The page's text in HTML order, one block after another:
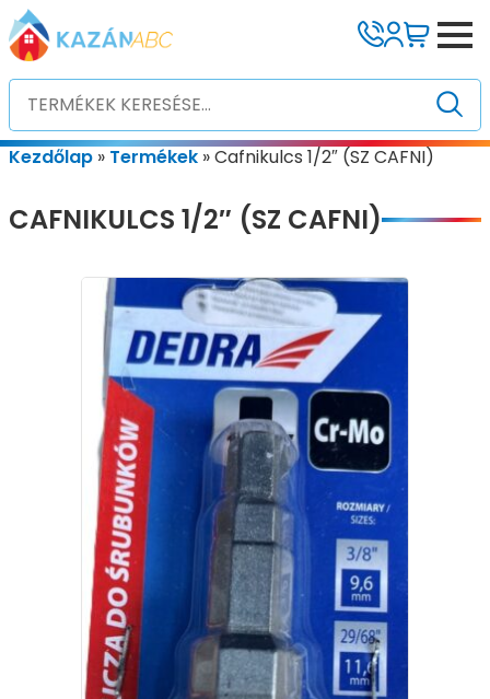
Kezdőlap » Termékek »Cafnikulcs 1/2″ (SZ CAFNI)
CAFNIKULCS 1/2″ (SZ CAFNI)